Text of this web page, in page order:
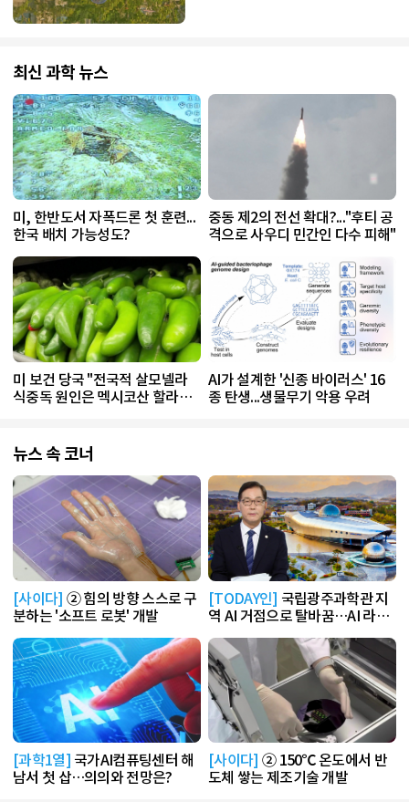
최신 과학 뉴스
미, 한반도서 자폭드론 첫 훈련...
한국 배치 가능성도?
중동 제2의 전선 확대?..."후티 공
격으로 사우디 민간인 다수 피해"
미 보건 당국 "전국적 살모넬라
식중독 원인은 멕시코산 할라피
AI가 설계한 '신종 바이러스' 16
종 탄생...생물무기 악용 우려
뉴스 속 코너
[사이다] ② 힘의 방향 스스로 구
분하는 '소프트 로봇' 개발
[TODAY인] 국립광주과학관 지
역 AI 거점으로 탈바꿈…AI 라운
[과학1열] 국가AI컴퓨팅센터 해
남서 첫 삽…의의와 전망은?
[사이다] ② 150℃ 온도에서 반
도체 쌓는 제조기술 개발